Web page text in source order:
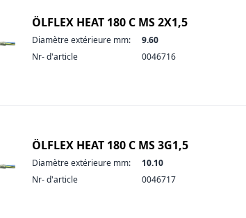
ÖLFLEX HEAT 180 C MS 2X1,5
Diamètre extérieure mm:
9.60
Nr- d'article
0046716
ÖLFLEX HEAT 180 C MS 3G1,5
Diamètre extérieure mm:
10.10
Nr- d'article
0046717